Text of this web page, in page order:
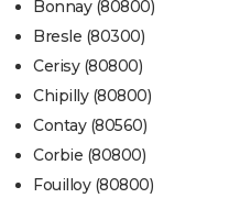
Bonnay (80800)
Bresle (80300)
Cerisy (80800)
Chipilly (80800)
Contay (80560)
Corbie (80800)
Fouilloy (80800)